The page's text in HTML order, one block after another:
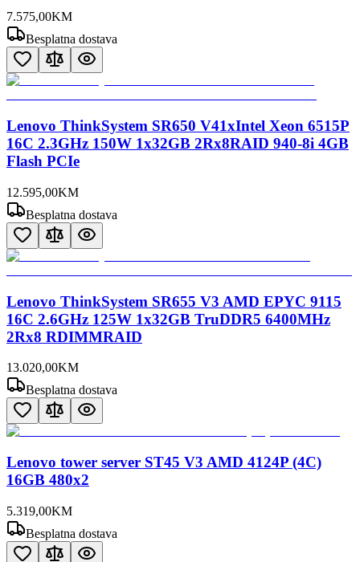
7.575,00KM
Besplatna dostava
Lenovo ThinkSystem SR650 V41xIntel Xeon 6515P
16C 2.3GHz 150W 1x32GB 2Rx8RAID 940-8i 4GB
Flash PCIe
12.595,00KM
Besplatna dostava
Lenovo ThinkSystem SR655 V3 AMD EPYC 9115
16C 2.6GHz 125W 1x32GB TruDDR5 6400MHz
2Rx8 RDIMMRAID
13.020,00KM
Besplatna dostava
Lenovo tower server ST45 V3 AMD 4124P (4C)
16GB 480x2
5.319,00KM
Besplatna dostava